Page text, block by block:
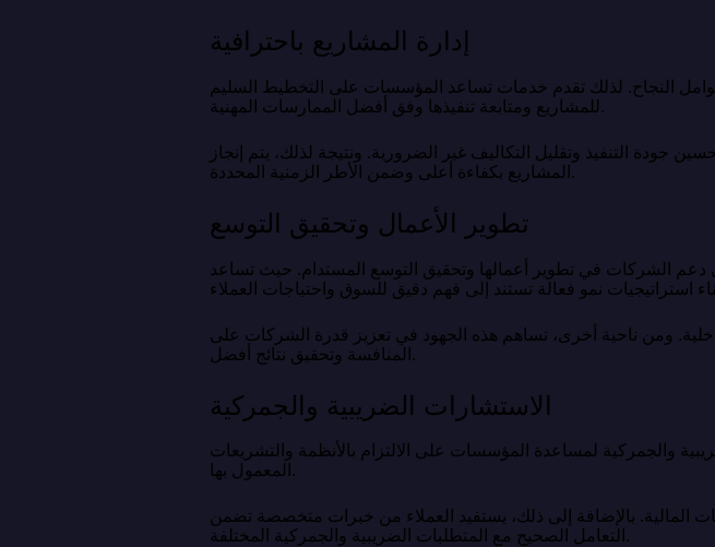
إدارة المشاريع باحترافية
النجاح. لذلك تقدم خدمات تساعد المؤسسات على التخطيط السليم
للمشاريع ومتابعة تنفيذها وفق أفضل الممارسات المهنية.
التنفيذ وتقليل التكاليف غير الضرورية. ونتيجة لذلك، يتم إنجاز
المشاريع بكفاءة أعلى وضمن الأطر الزمنية المحددة.
تطوير الأعمال وتحقيق التوسع
دعم الشركات في تطوير أعمالها وتحقيق التوسع المستدام. حيث تساعد
ومن ناحية أخرى، تساهم هذه الجهود في تعزيز قدرة الشركات على
المنافسة وتحقيق نتائج أفضل.
الاستشارات الضريبية والجمركية
لمساعدة المؤسسات على الالتزام بالأنظمة والتشريعات
المعمول بها.
المالية. بالإضافة إلى ذلك، يستفيد العملاء من خبرات متخصصة تضمن
التعامل الصحيح مع المتطلبات الضريبية والجمركية المختلفة.